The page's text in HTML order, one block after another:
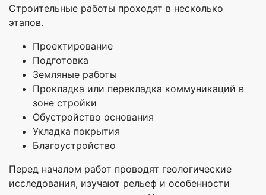
Строительные работы проходят в несколько
этапов.
Проектирование
Подготовка
Земляные работы
Прокладка или перекладка коммуникаций в
зоне стройки
Обустройство основания
Укладка покрытия
Благоустройство
Перед началом работ проводят геологические
исследования, изучают рельеф и особенности